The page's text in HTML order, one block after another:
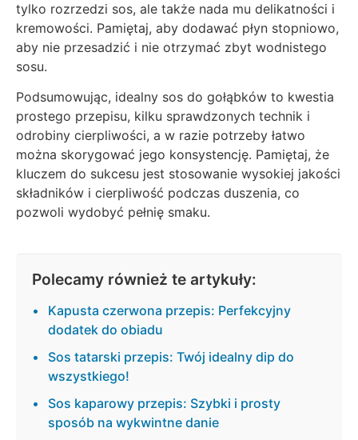
tylko rozrzedzi sos, ale także nada mu delikatności i
kremowości. Pamiętaj, aby dodawać płyn stopniowo,
aby nie przesadzić i nie otrzymać zbyt wodnistego
sosu.
Podsumowując, idealny sos do gołąbków to kwestia
prostego przepisu, kilku sprawdzonych technik i
odrobiny cierpliwości, a w razie potrzeby łatwo
można skorygować jego konsystencję. Pamiętaj, że
kluczem do sukcesu jest stosowanie wysokiej jakości
składników i cierpliwość podczas duszenia, co
pozwoli wydobyć pełnię smaku.
Polecamy również te artykuły:
Kapusta czerwona przepis: Perfekcyjny
dodatek do obiadu
Sos tatarski przepis: Twój idealny dip do
wszystkiego!
Sos kaparowy przepis: Szybki i prosty
sposób na wykwintne danie